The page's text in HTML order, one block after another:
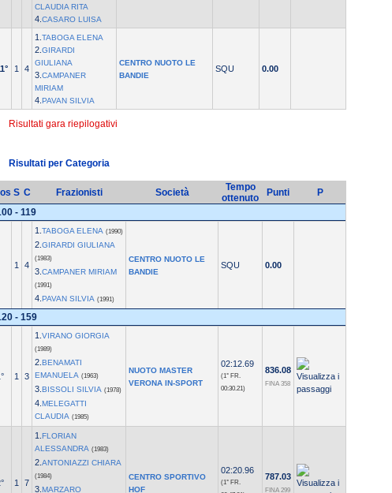
CLAUDIA RITA
4. CASARO LUISA
1 4
1. TABOGA ELENA
2. GIRARDI
GIULIANA
3. CAMPANER
MIRIAM
4. PAVAN SILVIA
CENTRO NUOTO LE
BANDIE
SQU 0.00
Risultati gara riepilogativi
Risultati per Categoria
S C Frazionisti Società
Tempo
ottenuto
Punti
P
- 119
1 4
1. TABOGA ELENA (1990)
2. GIRARDI GIULIANA
(1983)
3. CAMPANER MIRIAM
(1991)
4. PAVAN SILVIA (1991)
CENTRO NUOTO LE
BANDIE
SQU 0.00
- 159
1 3
1. VIRANO GIORGIA
(1989)
2. BENAMATI
EMANUELA (1963)
3. BISSOLI SILVIA (1978)
4. MELEGATTI
CLAUDIA (1985)
NUOTO MASTER
VERONA IN-SPORT
02:12.69
(1° FR.
00:30.21)
836.08
FINA 358
1 7
1. FLORIAN
ALESSANDRA (1983)
2. ANTONIAZZI CHIARA
(1984)
3. MARZARO
CENTRO SPORTIVO
HOF
02:20.96
(1° FR.
787.03
FINA 299